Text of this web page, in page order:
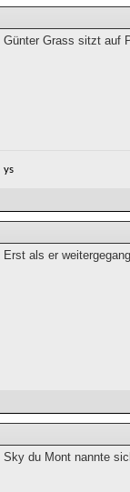
Günter Grass sitzt auf
ys
Erst als er
Sky du Mont nannte